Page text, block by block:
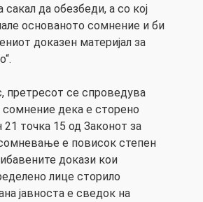
да обезбеди, а со кој
основаното сомнение и би
доказен материјал за
претресот се спроведува
дека е сторено
21 точка 15 од Законот за
е повисок степен
докази кои
лице сторило
јавноста е сведок на